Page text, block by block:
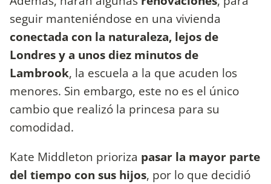
seguir manteniéndose en una vivienda
conectada con la naturaleza, lejos de
Londres y a unos diez minutos de
Lambrook, la escuela a la que acuden los
menores. Sin embargo, este no es el único
cambio que realizó la princesa para su
comodidad.
Kate Middleton prioriza pasar la mayor parte
del tiempo con sus hijos, por lo que decidió